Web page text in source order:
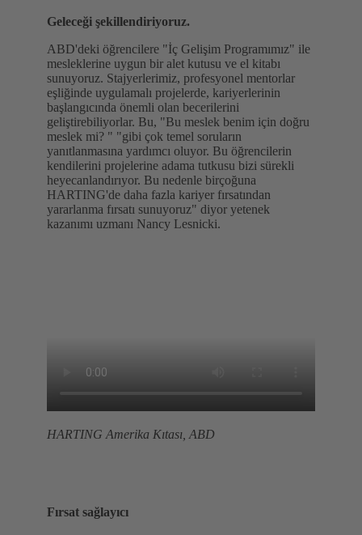
Geleceği şekillendiriyoruz.
ABD'deki öğrencilere "İç Gelişim Programımız" ile
mesleklerine uygun bir alet kutusu ve el kitabı
sunuyoruz. Stajyerlerimiz, profesyonel mentorlar
eşliğinde uygulamalı projelerde, kariyerlerinin
başlangıcında önemli olan becerilerini
geliştirebiliyorlar. Bu, "Bu meslek benim için doğru
meslek mi? " "gibi çok temel soruların
yanıtlanmasına yardımcı oluyor. Bu öğrencilerin
kendilerini projelerine adama tutkusu bizi sürekli
heyecanlandırıyor. Bu nedenle birçoğuna
HARTING'de daha fazla kariyer fırsatından
yararlanma fırsatı sunuyoruz" diyor yetenek
kazanımı uzmanı Nancy Lesnicki.
HARTING Amerika Kıtası, ABD
Fırsat sağlayıcı